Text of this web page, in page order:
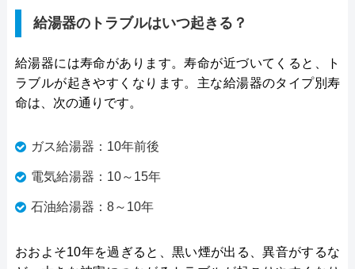
給湯器のトラブルはいつ起きる？
給湯器には寿命があります。寿命が近づいてくると、ト
ラブルが起きやすくなります。主な給湯器のタイプ別寿
命は、次の通りです。
ガス給湯器：10年前後
電気給湯器：10～15年
石油給湯器：8～10年
おおよそ10年を過ぎると、黒い煙が出る、異音がするな